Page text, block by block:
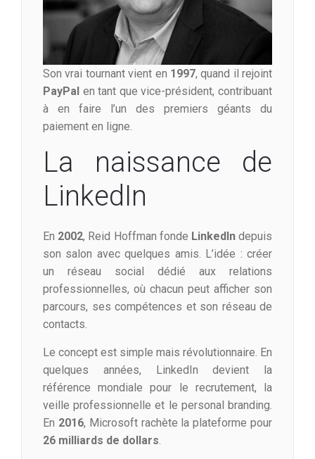
Son vrai tournant vient en 1997, quand il rejoint
PayPal en tant que vice-président, contribuant
à en faire l’un des premiers géants du
paiement en ligne.
La naissance de
LinkedIn
En 2002, Reid Hoffman fonde LinkedIndepuis
son salon avec quelques amis. L’idée : créer
un réseau social dédié aux relations
professionnelles, où chacun peut afficher son
parcours, ses compétences et son réseau de
contacts.
Le concept est simple mais révolutionnaire. En
quelques années, LinkedIn devient la
référence mondiale pour le recrutement, la
veille professionnelle et le personal branding.
En 2016, Microsoft rachète la plateforme pour
26 milliards de dollars.